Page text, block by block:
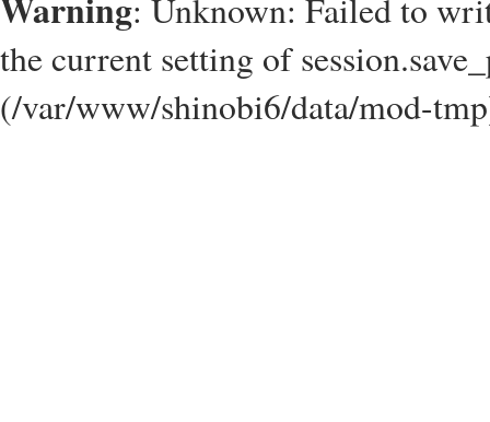
: Unknown: Failed to
the current setting of
(/var/www/shinobi6/data/mod-